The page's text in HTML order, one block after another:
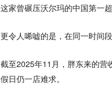
这家曾碾压沃尔玛的中国第一
更令人唏嘘的是，在同一时间
截至2025年11月，胖东来的
假日仍一店难求。